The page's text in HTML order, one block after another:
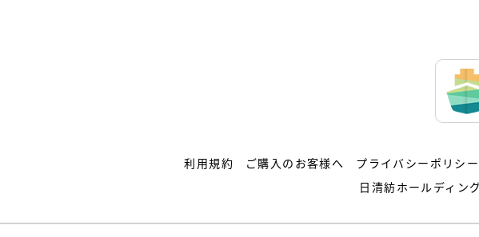
利用規約 ご購入のお客様へ プライバシーポリシー
日清紡ホールディン